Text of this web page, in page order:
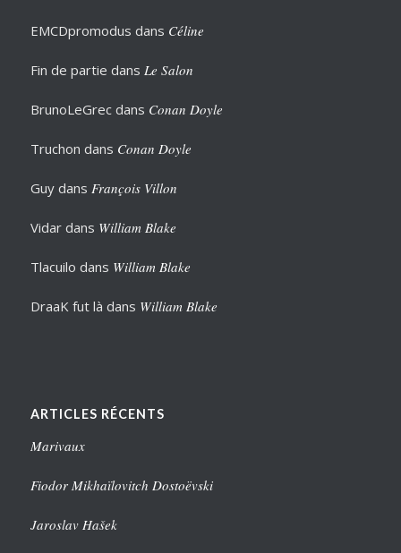
EMCDpromodus dans Céline
Fin de partie dans Le Salon
BrunoLeGrecdans Conan Doyle
Truchon dans Conan Doyle
Guydans François Villon
Vidardans William Blake
Tlacuilo dans William Blake
DraaK fut là dans William Blake
ARTICLES RÉCENTS
Marivaux
Fiodor Mikhaïlovitch Dostoëvski
Jaroslav Hašek